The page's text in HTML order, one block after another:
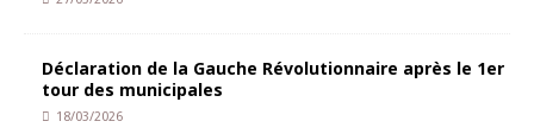
Déclaration de la Gauche Révolutionnaire après le 1er
tour des municipales
18/03/2026